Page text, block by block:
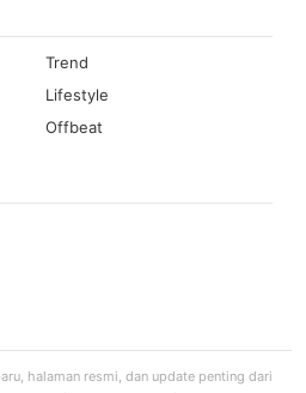
Trend
Lifestyle
Offbeat
halaman resmi, dan update penting dari